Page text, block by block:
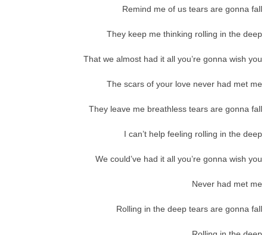
Remind me of us tears are gonna fall
They keep me thinking rolling in the deep
That we almost had it all you’re gonna wish you
The scars of your love never had met me
They leave me breathless tears are gonna fall
I can’t help feeling rolling in the deep
We could’ve had it all you’re gonna wish you
Never had met me
Rolling in the deep tears are gonna fall